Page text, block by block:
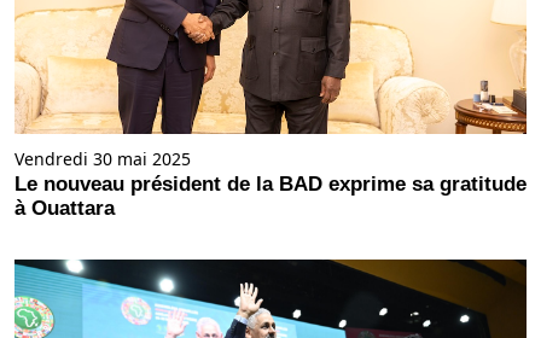
Vendredi 30 mai 2025
Le nouveau président de la BAD exprime sa gratitude
à Ouattara